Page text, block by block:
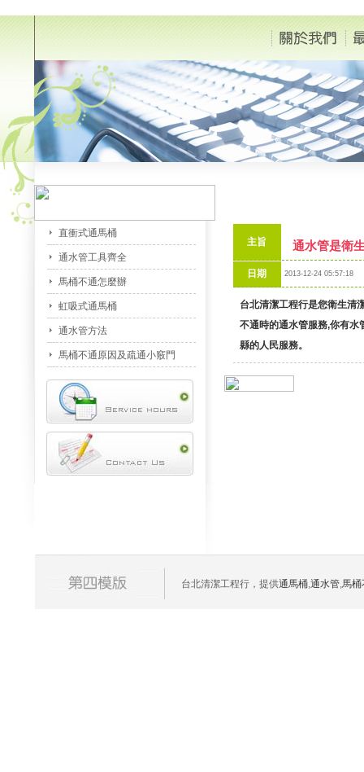
直衝式通馬桶
通水管工具齊全
馬桶不通怎麼辦
虹吸式通馬桶
通水管方法
馬桶不通原因及疏通小竅門
主旨 通水管是衛
日期 2013-12-24 05:57:18
台北清潔工程行是您衛生清
不通時的通水管服務,你有水
縣的人民服務。
台北清潔工程行，提供通馬桶,通水管,馬桶